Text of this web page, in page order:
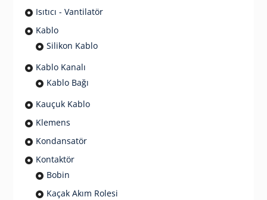
Isıtıcı - Vantilatör
Kablo
Silikon Kablo
Kablo Kanalı
Kablo Bağı
Kauçuk Kablo
Klemens
Kondansatör
Kontaktör
Bobin
Kaçak Akım Rolesi